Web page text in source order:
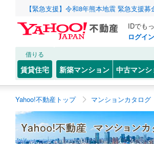
【緊急支援】令和8年熊本地震 緊急支援
IDでも
ログイン
借りる
賃貸住宅 新築マンション 中古マンシ
Yahoo!不動産トップ マンションカタログ